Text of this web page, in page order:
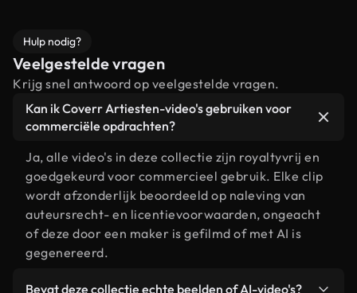
Hulp nodig?
Veelgestelde vragen
Krijg snel antwoord op veelgestelde vragen.
Kan ik Coverr Artiesten-video's gebruiken voor
commerciële opdrachten?
Ja, alle video's in deze collectie zijn royaltyvrij en
goedgekeurd voor commercieel gebruik. Elke clip
wordt afzonderlijk beoordeeld op naleving van
auteursrecht- en licentievoorwaarden, ongeacht
of deze door een maker is gefilmd of met AI is
gegenereerd.
Bevat deze collectie echte beelden of AI-video's?